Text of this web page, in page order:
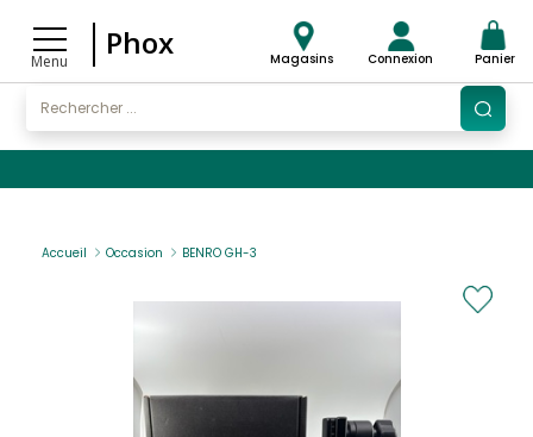
Menu
Phox Magasins Connexion Panier
Accueil Occasion BENRO GH-3